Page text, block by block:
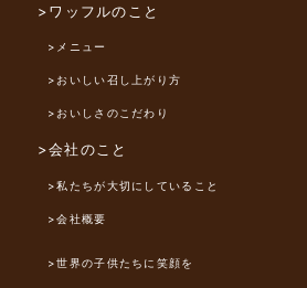
>ワッフルのこと
>メニュー
>おいしい召し上がり方
>おいしさのこだわり
>会社のこと
>私たちが大切にしていること
>会社概要
>世界の子供たちに笑顔を